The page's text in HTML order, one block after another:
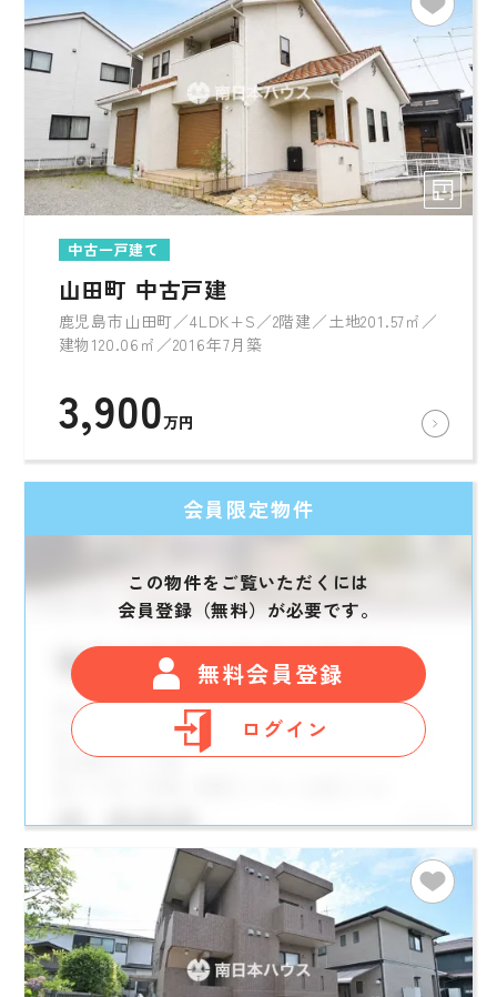
中古一戸建て
山田町 中古戸建
鹿児島市山田町／4LDK+S／2階建／土地201.57㎡／
建物120.06㎡／2016年7月築
3,900万円
会員限定物件
この物件をご覧いただくには
会員登録（無料）が必要です。
無料会員登録
ログイン